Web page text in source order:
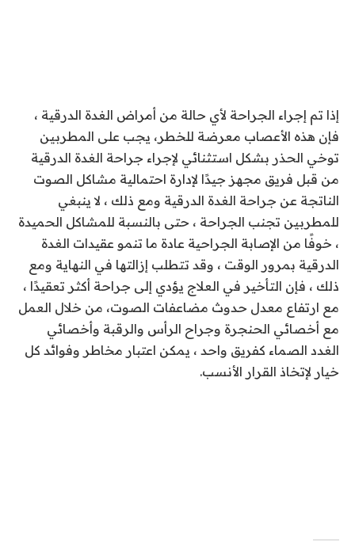
إذا تم إجراء الجراحة لأي حالة من أمراض الغدة الدرقية ،
فإن هذه الأعصاب معرضة للخطر، يجب على المطربين
توخي الحذر بشكل استثنائي لإجراء جراحة الغدة الدرقية
من قبل فريق مجهز جيدًا لإدارة احتمالية مشاكل الصوت
الناتجة عن جراحة الغدة الدرقية ومع ذلك ، لا ينبغي
للمطربين تجنب الجراحة ، حتى بالنسبة للمشاكل الحميدة
، خوفًا من الإصابة الجراحية عادة ما تنمو عقيدات الغدة
الدرقية بمرور الوقت ، وقد تتطلب إزالتها في النهاية ومع
ذلك ، فإن التأخير في العلاج يؤدي إلى جراحة أكثر تعقيدًا ،
مع ارتفاع معدل حدوث مضاعفات الصوت، من خلال العمل
مع أخصائي الحنجرة وجراح الرأس والرقبة وأخصائي
الغدد الصماء كفريق واحد ، يمكن اعتبار مخاطر وفوائد كل
خيار لإتخاذ القرار الأنسب.